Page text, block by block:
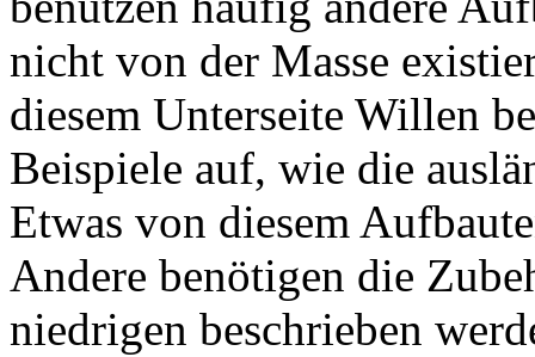
nicht von der Masse
diesem Unterseite Willen
Beispiele auf, wie die
Etwas von diesem
Andere benötigen die
niedrigen beschrieben